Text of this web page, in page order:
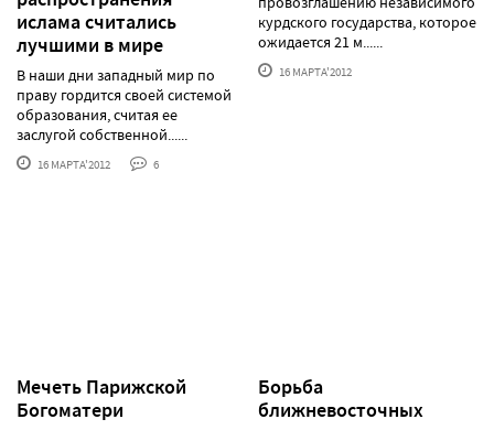
ислама считались
лучшими в мире
В наши дни западный мир по
праву гордится своей системой
образования, считая ее
заслугой собственной......
16 МАРТА'2012 6
курдского государства, которое
ожидается 21 м......
16 МАРТА'2012
Мечеть Парижской
Богоматери
Борьба
ближневосточных